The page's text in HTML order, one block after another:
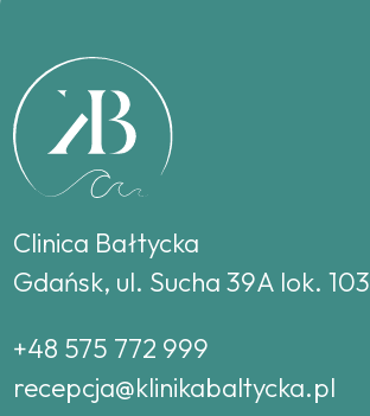
Clinica Bałtycka
Gdańsk, ul. Sucha 39A lok. 103
+48 575 772 999
recepcja@klinikabaltycka.pl